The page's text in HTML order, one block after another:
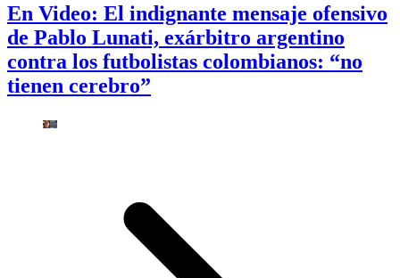
En Video: El indignante mensaje ofensivo
de Pablo Lunati, exárbitro argentino
contra los futbolistas colombianos: “no
tienen cerebro”